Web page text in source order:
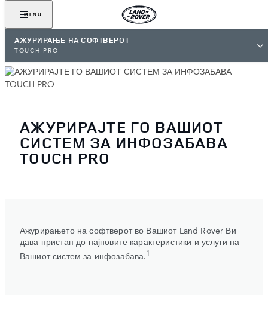
MENU
АЖУРИРАЊЕ НА СОФТВЕРОТ
TOUCH PRO
АЖУРИРАЈТЕ ГО ВАШИОТ
СИСТЕМ ЗА ИНФОЗАБАВА
TOUCH PRO
Ажурирањето на софтверот во Вашиот Land Rover Ви
дава пристап до најновите карактеристики и услуги на
Вашиот систем за инфозабава.1